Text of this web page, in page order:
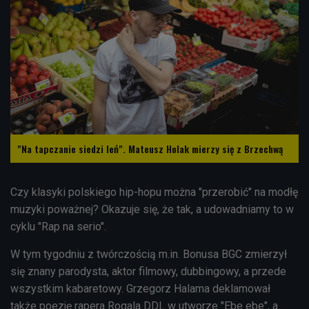
"Na tapczanie siedzi leń". Mateusz Holak mierzy się z Brzechwą
Czy klasyki polskiego hip-hopu można "przerobić" na modłę
muzyki poważnej? Okazuje się, że tak, a udowadniamy to w
cyklu "Rap na serio".
W tym tygodniu z twórczością m.in. Bonusa BGC zmierzył
się znany parodysta, aktor filmowy, dubbingowy, a przede
wszystkim kabaretowy. Grzegorz Halama deklamował
także poezję rapera Rogala DDL w utworze "Ebe ebe", a